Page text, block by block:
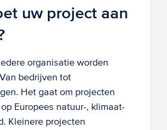
uw project aan
organisatie worden
bedrijven tot
Het gaat om projecten
Europees natuur-, klimaat-
Kleinere projecten